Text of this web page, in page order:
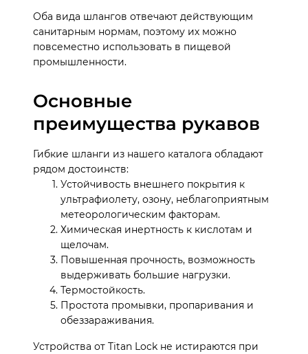
Оба вида шлангов отвечают действующим
санитарным нормам, поэтому их можно
повсеместно использовать в пищевой
промышленности.
Основные
преимущества рукавов
Гибкие шланги из нашего каталога обладают
рядом достоинств:
Устойчивость внешнего покрытия к
ультрафиолету, озону, неблагоприятным
метеорологическим факторам.
Химическая инертность к кислотам и
щелочам.
Повышенная прочность, возможность
выдерживать большие нагрузки.
Термостойкость.
Простота промывки, пропаривания и
обеззараживания.
Устройства от Titan Lock не истираются при